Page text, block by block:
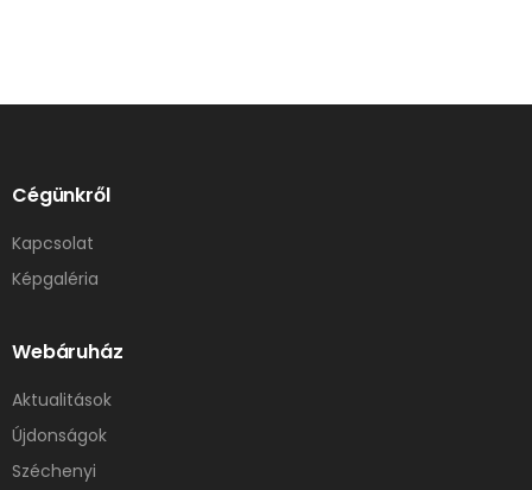
Cégünkről
Kapcsolat
Képgaléria
Webáruház
Aktualitások
Újdonságok
Széchenyi